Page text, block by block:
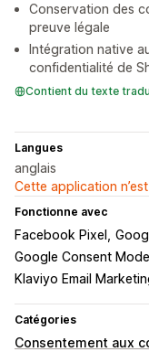
Conservation des
preuve légale
Intégration native
confidentialité de
Contient du texte
Langues
anglais
Cette application
Fonctionne avec
Facebook Pixel
Google Consent
Klaviyo Email
Catégories
Consentement aux